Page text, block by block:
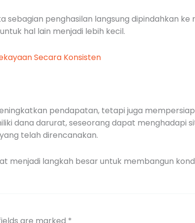
penghasilan langsung dipindahkan ke
hal lain menjadi lebih kecil.
Secara Konsisten
pendapatan, tetapi juga
dana darurat, seseorang dapat menghadapi
telah direncanakan.
menjadi langkah besar untuk membangun
are marked *